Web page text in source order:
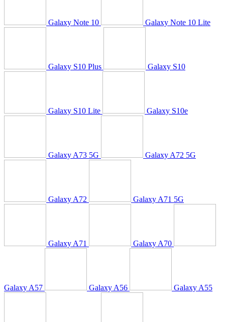
Galaxy Note 10 Galaxy Note 10 Lite
Galaxy S10 Plus Galaxy S10
Galaxy S10 Lite Galaxy S10e
Galaxy A73 5G Galaxy A72 5G
Galaxy A72 Galaxy A71 5G
Galaxy A71 Galaxy A70
Galaxy A57 Galaxy A56 Galaxy A55